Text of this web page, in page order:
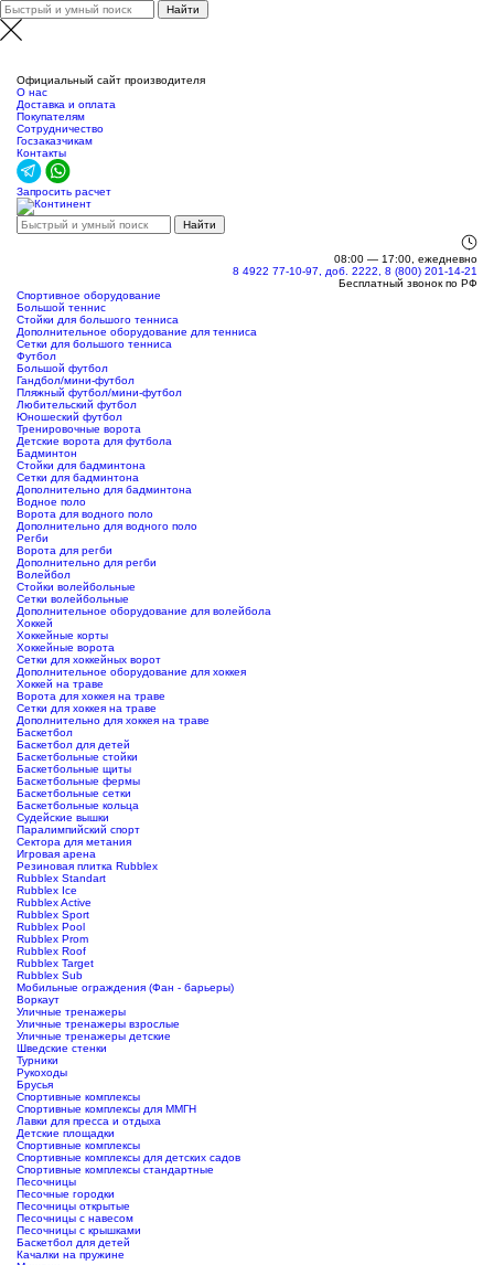
Официальный сайт производителя
О нас
Доставка и оплата
Покупателям
Сотрудничество
Госзаказчикам
Контакты
Запросить расчет
08:00 — 17:00, ежедневно
8 4922 77-10-97, доб. 2222, 8 (800) 201-14-21
Бесплатный звонок по РФ
Спортивное оборудование
Большой теннис
Стойки для большого тенниса
Дополнительное оборудование для тенниса
Сетки для большого тенниса
Футбол
Большой футбол
Гандбол/мини-футбол
Пляжный футбол/мини-футбол
Любительский футбол
Юношеский футбол
Тренировочные ворота
Детские ворота для футбола
Бадминтон
Стойки для бадминтона
Сетки для бадминтона
Дополнительно для бадминтона
Водное поло
Ворота для водного поло
Дополнительно для водного поло
Регби
Ворота для регби
Дополнительно для регби
Волейбол
Стойки волейбольные
Сетки волейбольные
Дополнительное оборудование для волейбола
Хоккей
Хоккейные корты
Хоккейные ворота
Сетки для хоккейных ворот
Дополнительное оборудование для хоккея
Хоккей на траве
Ворота для хоккея на траве
Сетки для хоккея на траве
Дополнительно для хоккея на траве
Баскетбол
Баскетбол для детей
Баскетбольные стойки
Баскетбольные щиты
Баскетбольные фермы
Баскетбольные сетки
Баскетбольные кольца
Судейские вышки
Паралимпийский спорт
Сектора для метания
Игровая арена
Резиновая плитка Rubblex
Rubblex Standart
Rubblex Ice
Rubblex Active
Rubblex Sport
Rubblex Pool
Rubblex Prom
Rubblex Roof
Rubblex Target
Rubblex Sub
Мобильные ограждения (Фан - барьеры)
Воркаут
Уличные тренажеры
Уличные тренажеры взрослые
Уличные тренажеры детские
Шведские стенки
Турники
Рукоходы
Брусья
Спортивные комплексы
Спортивные комплексы для ММГН
Лавки для пресса и отдыха
Детские площадки
Спортивные комплексы
Спортивные комплексы для детских садов
Спортивные комплексы стандартные
Песочницы
Песочные городки
Песочницы открытые
Песочницы с навесом
Песочницы с крышками
Баскетбол для детей
Качалки на пружине